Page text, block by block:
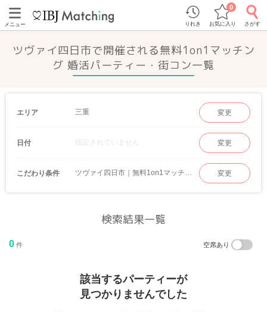
メニュー りれき お気に入り
0
さがす
ツヴァイ四日市で開催される無料1on1マッチン
グ 婚活パーティー・街コン一覧
エリア 三重 変更
日付 指定されていません 変更
こだわり条件 ツヴァイ四日市｜無料1on1マッチング 変更
検索結果一覧
0 件 空席あり
該当するパーティーが
見つかりませんでした